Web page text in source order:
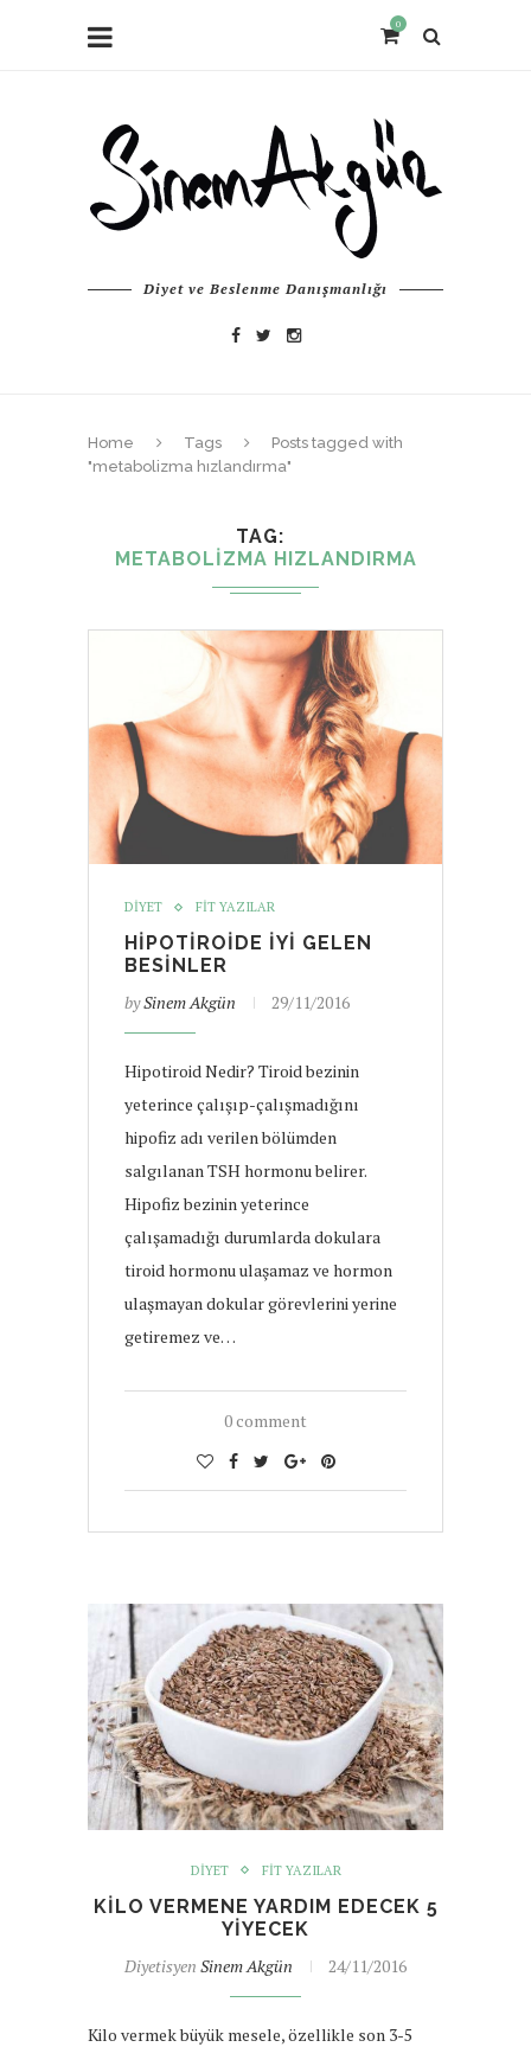
0
Diyet ve Beslenme Danışmanlığı
Home Tags
Posts tagged with
"metabolizma hızlandırma"
TAG
METABOLIZMA HIZLANDIRMA
DIYET FIT YAZILAR
HIPOTIROIDE İYI GELEN
BESINLER
bySinem Akgün 29/11/2016
Hipotiroid Nedir? Tiroid bezinin
yeterince çalışıp-çalışmadığını
hipofiz adı verilen bölümden
salgılanan TSH hormonu belirer.
Hipofiz bezinin yeterince
çalışamadığı durumlarda dokulara
tiroid hormonu ulaşamaz ve hormon
ulaşmayan dokular görevlerini yerine
getiremez ve…
0 comment
DIYET FIT YAZILAR
KILO VERMENE YARDIM EDECEK 5
YIYECEK
Diyetisyen Sinem Akgün 24/11/2016
Kilo vermek büyük mesele, özellikle son 3-5